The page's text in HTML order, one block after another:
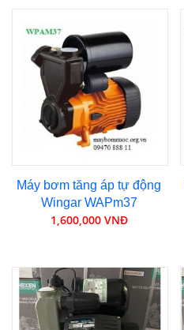
Máy bơm tăng áp tự động
Wingar WAPm37
1,600,000 VNĐ